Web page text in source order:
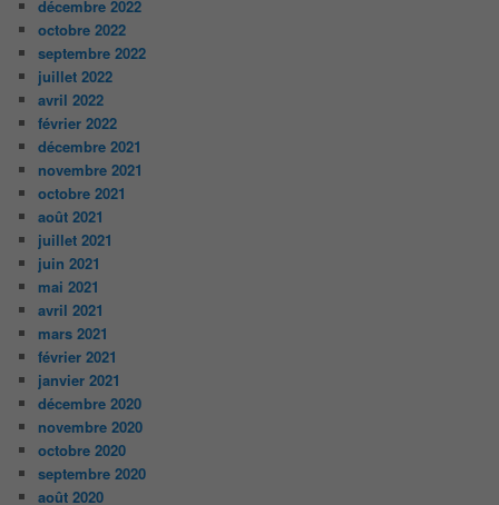
décembre 2022
octobre 2022
septembre 2022
juillet 2022
avril 2022
février 2022
décembre 2021
novembre 2021
octobre 2021
août 2021
juillet 2021
juin 2021
mai 2021
avril 2021
mars 2021
février 2021
janvier 2021
décembre 2020
novembre 2020
octobre 2020
septembre 2020
août 2020